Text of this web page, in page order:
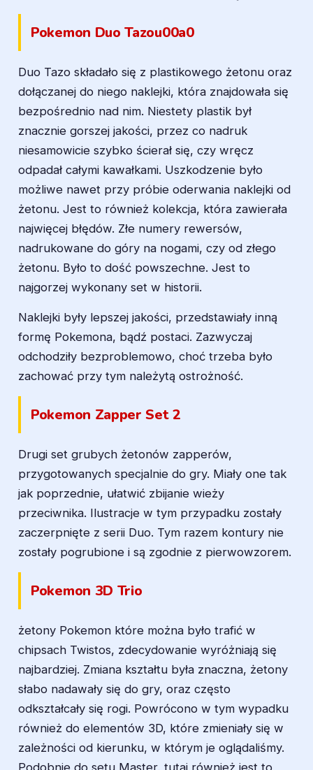
Pokemon Duo Tazou00a0
Duo Tazo składało się z plastikowego żetonu oraz
dołączanej do niego naklejki, która znajdowała się
bezpośrednio nad nim. Niestety plastik był
znacznie gorszej jakości, przez co nadruk
niesamowicie szybko ścierał się, czy wręcz
odpadał całymi kawałkami. Uszkodzenie było
możliwe nawet przy próbie oderwania naklejki od
żetonu. Jest to również kolekcja, która zawierała
najwięcej błędów. Złe numery rewersów,
nadrukowane do góry na nogami, czy od złego
żetonu. Było to dość powszechne. Jest to
najgorzej wykonany set w historii.
Naklejki były lepszej jakości, przedstawiały inną
formę Pokemona, bądź postaci. Zazwyczaj
odchodziły bezproblemowo, choć trzeba było
zachować przy tym należytą ostrożność.
Pokemon Zapper Set 2
Drugi set grubych żetonów zapperów,
przygotowanych specjalnie do gry. Miały one tak
jak poprzednie, ułatwić zbijanie wieży
przeciwnika. Ilustracje w tym przypadku zostały
zaczerpnięte z serii Duo. Tym razem kontury nie
zostały pogrubione i są zgodnie z pierwowzorem.
Pokemon 3D Trio
żetony Pokemon które można było trafić w
chipsach Twistos, zdecydowanie wyróżniają się
najbardziej. Zmiana kształtu była znaczna, żetony
słabo nadawały się do gry, oraz często
odkształcały się rogi. Powrócono w tym wypadku
również do elementów 3D, które zmieniały się w
zależności od kierunku, w którym je oglądaliśmy.
Podobnie do setu Master, tutaj również jest to